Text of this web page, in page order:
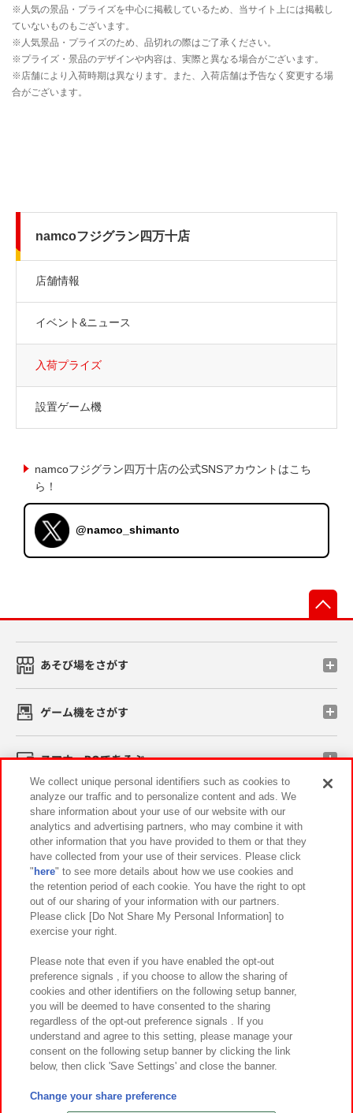
namcoフジグラン四万十店
店舗情報
イベント&ニュース
入荷プライズ
設置ゲーム機
namcoフジグラン四万十店の公式SNSアカウントはこち
ら！
@namco_shimanto
あそび場をさがす
ゲーム機をさがす
スマホ・PCであそぶ
イベント・キャンペーン
関連会社 サステナビリティ サイトポリシー
プライバシーポリシー ウェブアクセシビリティ方針と検証結果
お取引先さまとともに
カスタマーハラスメント対応方針 よくあるご質問・お問い合わせ
©Bandai Namco Amusement Inc.
©Bandai Namco Amusement Lab Inc.
We collect unique personal identifiers such as cookies to
analyze our traffic and to personalize content and ads. We
share information about your use of our website with our
analytics and advertising partners, who may combine it with
other information that you have provided to them or that they
have collected from your use of their services. Please click
" here" to see more details about how we use cookies and
the retention period of each cookie. You have the right to opt
out of our sharing of your information with our partners.
Please click [Do Not Share My Personal Information] to
exercise your right.
Please note that even if you have enabled the opt-out
preference signals , if you choose to allow the sharing of
cookies and other identifiers on the following setup banner,
you will be deemed to have consented to the sharing
regardless of the opt-out preference signals . If you
understand and agree to this setting, please manage your
consent on the following setup banner by clicking the link
below, then click 'Save Settings' and close the banner.
Change your share preference